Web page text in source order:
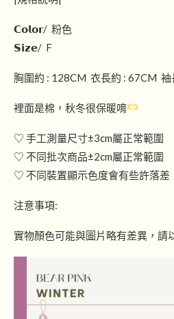
𝗖𝗼𝗹𝗼𝗿/ 粉色
𝗦𝗶𝘇𝗲/ F
胸圍約 : 128CM 衣長約 : 67CM 袖
裡面是棉，秋冬很保暖唷
♡ 手工測量尺寸±3cm屬正常範圍
♡ 不同批次商品±2cm屬正常範圍
♡ 不同裝置顯示色度會有些許落差
注意事項:
實物顏色可能與圖片略有差異，請